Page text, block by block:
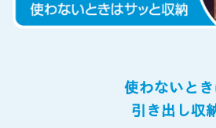
使わないと
引き出し収